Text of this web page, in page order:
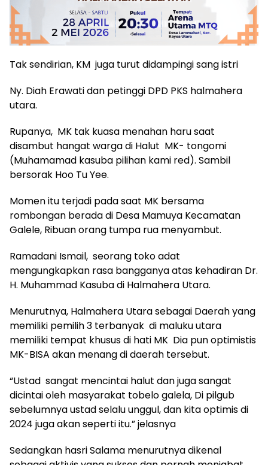
Tak sendirian, KM juga turut didampingi sang istri
Ny. Diah Erawati dan petinggi DPD PKS halmahera
utara.
Rupanya, MK tak kuasa menahan haru saat
disambut hangat warga di Halut MK- tongomi
(Muhamamad kasuba pilihan kami red). Sambil
bersorak Hoo Tu Yee.
Momen itu terjadi pada saat MK bersama
rombongan berada di Desa Mamuya Kecamatan
Galele, Ribuan orang tumpa rua menyambut.
Ramadani Ismail, seorang toko adat
mengungkapkan rasa bangganya atas kehadiran Dr.
H. Muhammad Kasuba di Halmahera Utara.
Menurutnya, Halmahera Utara sebagai Daerah yang
memiliki pemilih 3 terbanyak di maluku utara
memiliki tempat khusus di hati MK Dia pun optimistis
MK-BISA akan menang di daerah tersebut.
“Ustad sangat mencintai halut dan juga sangat
dicintai oleh masyarakat tobelo galela, Di pilgub
sebelumnya ustad selalu unggul, dan kita optimis di
2024 juga akan seperti itu.” jelasnya
Sedangkan hasri Salama menurutnya dikenal